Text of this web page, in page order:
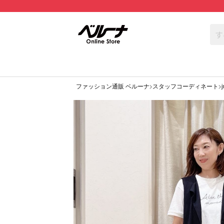
ファッション通販 ベルーナ スタッフコーディネート